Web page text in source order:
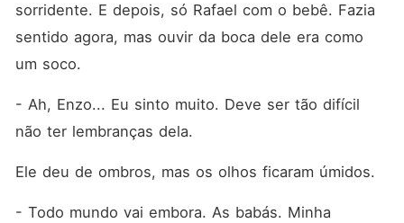
sorridente. E depois, só Rafael com o bebê. Fazia
sentido agora, mas ouvir da boca dele era como
um soco.
- Ah, Enzo... Eu sinto muito. Deve ser tão difícil
não ter lembranças dela.
Ele deu de ombros, mas os olhos ficaram úmidos.
- Todo mundo vai embora. As babás. Minha